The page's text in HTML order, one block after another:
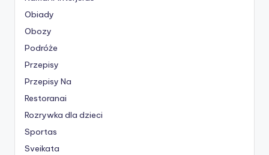
Obiady
Obozy
Podróże
Przepisy
Przepisy Na
Restoranai
Rozrywka dla dzieci
Sportas
Sveikata